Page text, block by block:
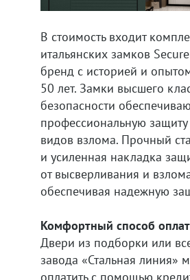
В стоимость входит
итальянских замков
бренд с историей и
50 лет. Замки высшего
безопасности
профессиональную
видов взлома. Прочный
и усиленная накладка
от высверливания и
обеспечивая надежную
Комфортный способ
Двери из подборки или
завода «Стальная линия»